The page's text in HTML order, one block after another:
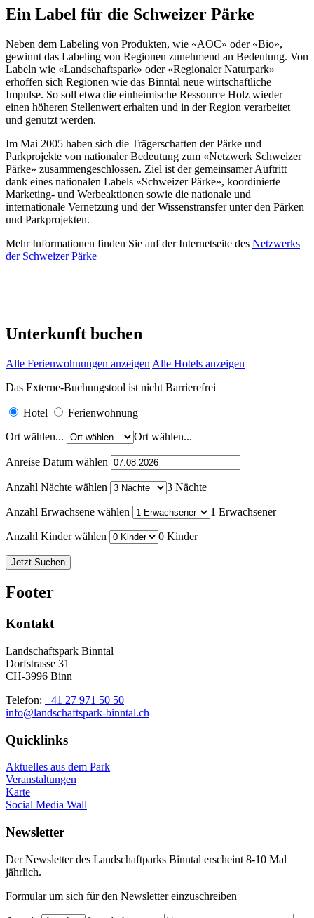
Ein Label für die Schweizer Pärke
Neben dem Labeling von Produkten, wie «AOC» oder «Bio»,
gewinnt das Labeling von Regionen zunehmend an Bedeutung. Von
Labeln wie «Landschaftspark» oder «Regionaler Naturpark»
erhoffen sich Regionen wie das Binntal neue wirtschaftliche
Impulse. So soll etwa die einheimische Ressource Holz wieder
einen höheren Stellenwert erhalten und in der Region verarbeitet
und genutzt werden.
Im Mai 2005 haben sich die Trägerschaften der Pärke und
Parkprojekte von nationaler Bedeutung zum «Netzwerk Schweizer
Pärke» zusammengeschlossen. Ziel ist der gemeinsamer Auftritt
dank eines nationalen Labels «Schweizer Pärke», koordinierte
Marketing- und Werbeaktionen sowie die nationale und
internationale Vernetzung und der Wissenstransfer unter den Pärken
und Parkprojekten.
Mehr Informationen finden Sie auf der Internetseite des Netzwerks
der Schweizer Pärke
Unterkunft buchen
Alle Ferienwohnungen anzeigen Alle Hotels anzeigen
Das Externe-Buchungstool ist nicht Barrierefrei
Hotel
Ferienwohnung
Ort wählen...
Ort wählen...
Anreise Datum wählen
Anzahl Nächte wählen 3 Nächte
Anzahl Erwachsene wählen 1 Erwachsener
Anzahl Kinder wählen 0 Kinder
Footer
Kontakt
Landschaftspark Binntal
Dorfstrasse 31
CH-3996 Binn
Telefon: +41 27 971 50 50
info@landschaftspark-binntal.ch
Quicklinks
Aktuelles aus dem Park
Veranstaltungen
Karte
Social Media Wall
Newsletter
Der Newsletter des Landschaftparks Binntal erscheint 8-10 Mal
jährlich.
Formular um sich für den Newsletter einzuschreiben